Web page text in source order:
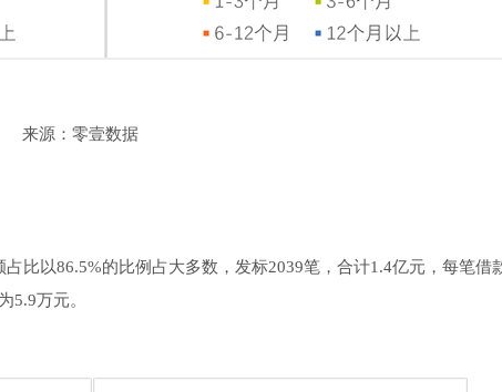
来源：零壹数据
比以86.5%的比例占大多数，发标2039笔，合计1.4亿元，每笔借
5.9万元。